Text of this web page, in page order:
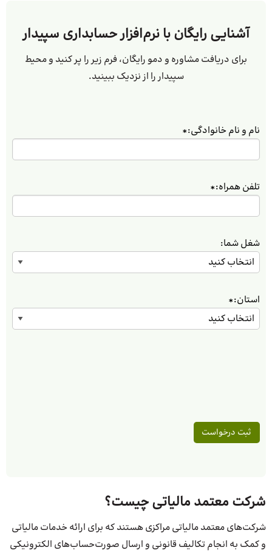
آشنایی رایگان با نرم‌افزار حسابداری سپیدار
برای دریافت مشاوره و دمو رایگان، فرم زیر را پر کنید و محیط
سپیدار را از نزدیک ببینید.
نام و نام خانوادگی:*
تلفن همراه:*
شغل شما:
استان:*
شرکت معتمد مالیاتی چیست؟
شرکت‌های معتمد مالیاتی مراکزی هستند که برای ارائه خدمات مالیاتی
و کمک به انجام تکالیف قانونی و ارسال صورت‌حساب‌های الکترونیکی